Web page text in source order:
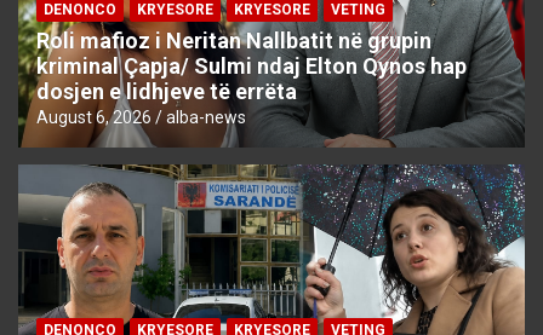
DENONCO KRYESORE KRYESORE VETING
Roli mafioz i Neritan Nallbatit në grupin
kriminal Çapja/ Sulmi ndaj Elton Qynos hap
dosjen e lidhjeve të errëta
August 6, 2026 alba-news
DENONCO KRYESORE KRYESORE VETING